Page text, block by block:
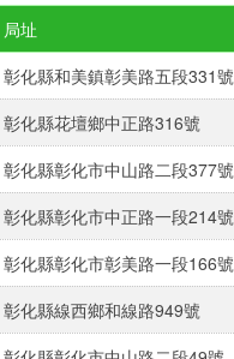
局址
彰化縣和美鎮彰美路五段331號‎
彰化縣花壇鄉中正路316號‎
彰化縣彰化市中山路二段377號‎
彰化縣彰化市中正路一段214號‎
彰化縣彰化市彰美路一段166號‎
彰化縣線西鄉和線路949號‎